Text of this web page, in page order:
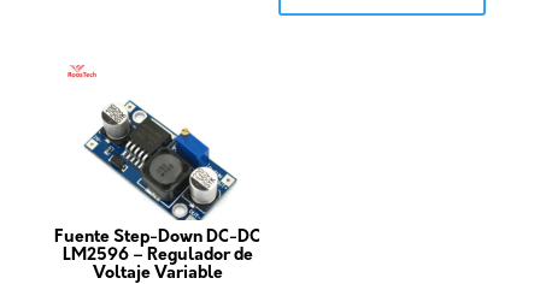
Fuente Step-Down DC-DC
LM2596 – Regulador de
Voltaje Variable